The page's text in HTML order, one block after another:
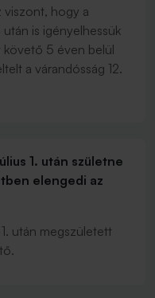
viszont, hogy a
is igényelhessük
követő 5 éven belül
a várandósság 12.
1. után születne
elengedi az
után megszületett